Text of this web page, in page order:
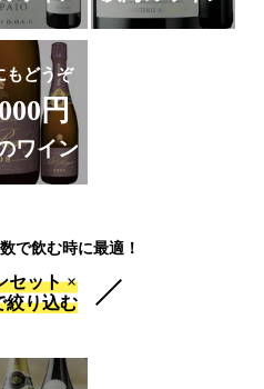
もどうぞ
円
ワイン
で飲む時に最適！
セット ×
絞り込む